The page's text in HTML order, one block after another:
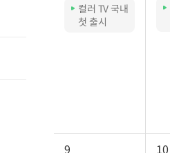
컬러 TV 국내
첫 출시
9 10